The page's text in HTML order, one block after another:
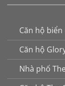
Căn hộ biển
Căn hộ
Nhà phố